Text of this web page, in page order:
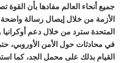
جميع أنحاء العالم مفادها بأن
الأزمة من خلال إيصال رسالة واضحة
المتحدة سترد من خلال دعم أوكرانيا
في محادثات حول الأمن الأوروبي،
القيام بذلك على محمل الجد، كما